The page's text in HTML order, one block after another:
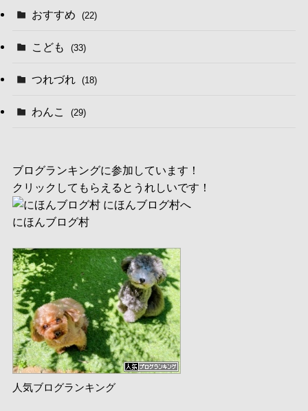
おすすめ (22)
こども (33)
つれづれ (18)
わんこ (29)
ブログランキングに参加しています！
クリックしてもらえるとうれしいです！
にほんブログ村
人気ブログランキング